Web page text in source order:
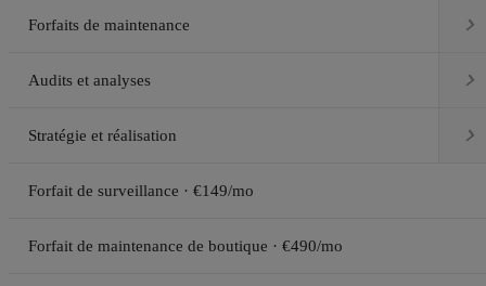
Forfaits de maintenance 
Audits et analyses 
Stratégie et réalisation 
Forfait de surveillance · €149/mo
Forfait de maintenance de boutique · €490/mo